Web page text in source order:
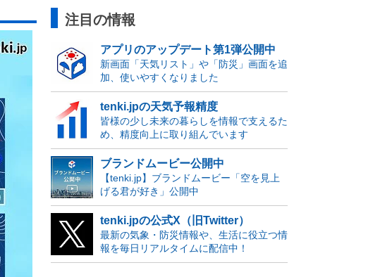
注目の情報
アプリのアップデート第1弾公開中
新画面「天気リスト」や「防災」画面を追
加、使いやすくなりました
tenki.jpの天気予報精度
皆様の少し未来の暮らしを情報で支えるた
め、精度向上に取り組んでいます
ブランドムービー公開中
【tenki.jp】ブランドムービー「空を見上
げる君が好き」公開中
tenki.jpの公式X（旧Twitter）
最新の気象・防災情報や、生活に役立つ情
報を毎日リアルタイムに配信中！